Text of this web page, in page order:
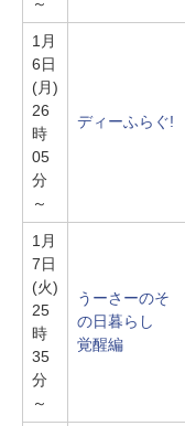
1月
6日
(月)
26
時
05
分
～
ディーふらぐ!
1月
7日
(火)
25
時
35
分
～
うーさーのそ
の日暮らし
覚醒編